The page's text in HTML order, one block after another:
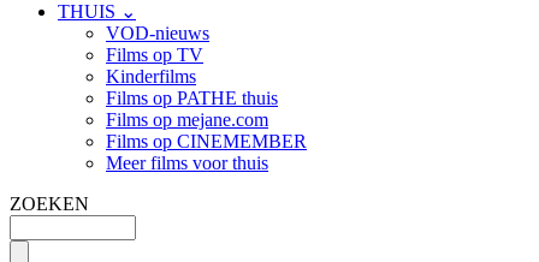
THUIS ⌄
VOD-nieuws
Films op TV
Kinderfilms
Films op PATHE thuis
Films op mejane.com
Films op CINEMEMBER
Meer films voor thuis
ZOEKEN